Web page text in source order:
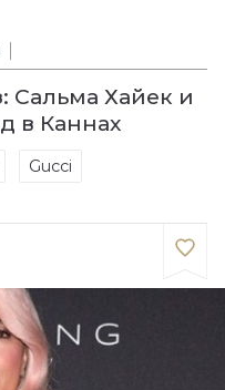
Хайек и
в Каннах
Gucci